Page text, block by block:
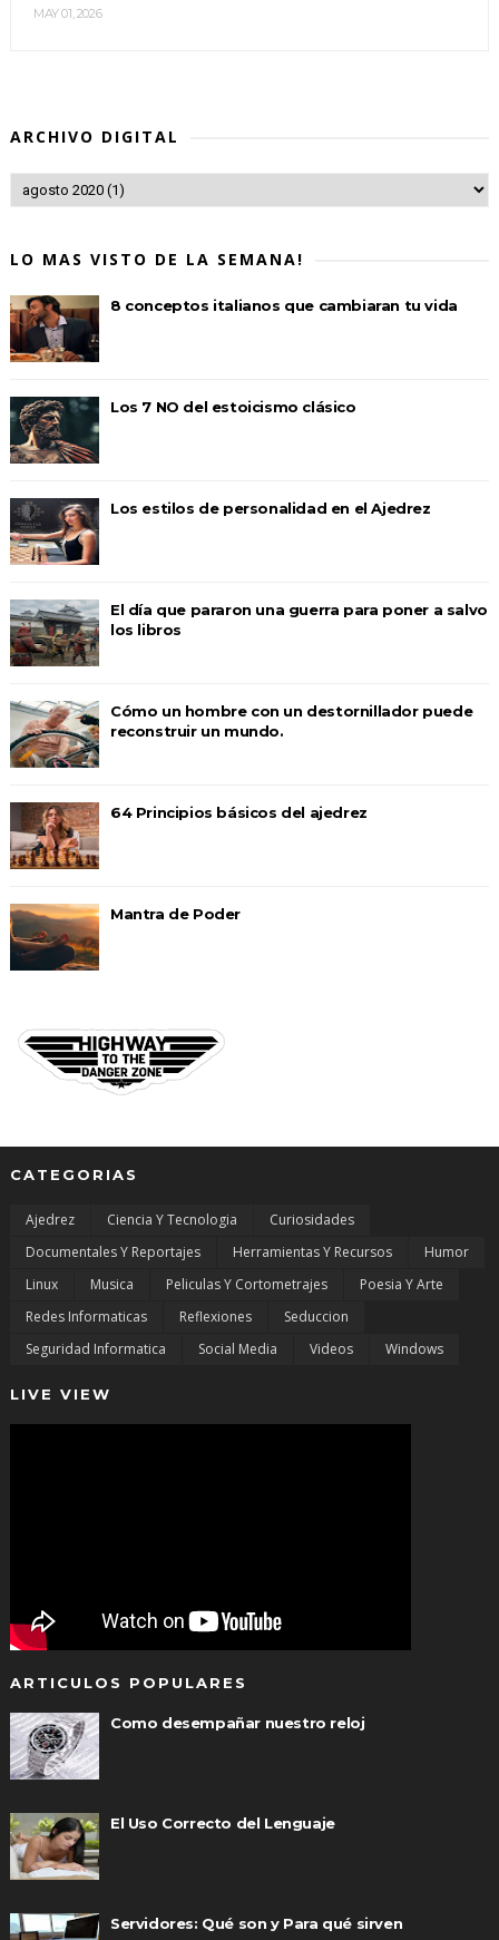
MAY 01, 2026
ARCHIVO DIGITAL
LO MAS VISTO DE LA SEMANA!
8 conceptos italianos que cambiaran tu vida
Los 7 NO del estoicismo clásico
Los estilos de personalidad en el Ajedrez
El día que pararon una guerra para poner a salvo
los libros
Cómo un hombre con un destornillador puede
reconstruir un mundo.
64 Principios básicos del ajedrez
Mantra de Poder
CATEGORIAS
Ajedrez Ciencia Y Tecnologia
Curiosidades
Documentales Y Reportajes
Herramientas Y Recursos
Humor
Linux
Musica Peliculas Y Cortometrajes
Poesia Y Arte
Redes Informaticas
Reflexiones
Seduccion
Seguridad Informatica
Social Media Videos Windows
LIVE VIEW
ARTICULOS POPULARES
Como desempañar nuestro reloj
El Uso Correcto del Lenguaje
Servidores: Qué son y Para qué sirven